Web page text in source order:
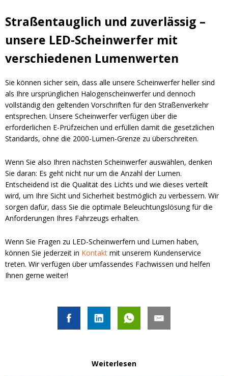
Straßentauglich und zuverlässig –
unsere LED-Scheinwerfer mit
verschiedenen Lumenwerten
Sie können sicher sein, dass alle unsere Scheinwerfer heller sind
als Ihre ursprünglichen Halogenscheinwerfer und dennoch
vollständig den geltenden Vorschriften für den Straßenverkehr
entsprechen. Unsere Scheinwerfer verfügen über die
erforderlichen E-Prüfzeichen und erfüllen damit die gesetzlichen
Standards, ohne die 2000-Lumen-Grenze zu überschreiten.
Wenn Sie also Ihren nächsten Scheinwerfer auswählen, denken
Sie daran: Es geht nicht nur um die Anzahl der Lumen.
Entscheidend ist die Qualität des Lichts und wie dieses verteilt
wird, um Ihre Sicht und Sicherheit bestmöglich zu verbessern. Wir
sorgen dafür, dass Sie die optimale Beleuchtungslösung für die
Anforderungen Ihres Fahrzeugs erhalten.
Wenn Sie Fragen zu LED-Scheinwerfern und Lumen haben,
können Sie jederzeit in Kontakt mit unserem Kundenservice
treten. Wir verfügen über umfassendes Fachwissen und helfen
Ihnen gerne weiter!
Weiterlesen